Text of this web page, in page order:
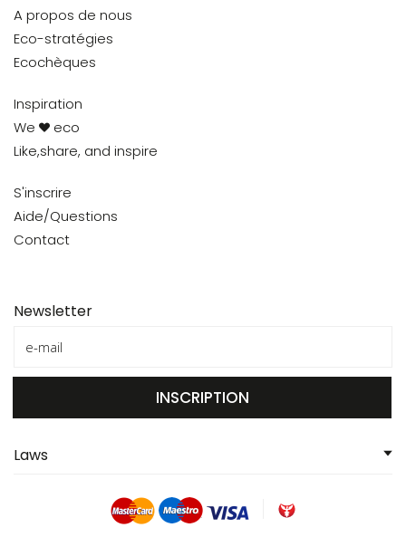
A propos de nous
Eco-stratégies
Ecochèques
Inspiration
We
eco
Like,share, and inspire
S'inscrire
Aide/Questions
Contact
Newsletter
INSCRIPTION
Laws